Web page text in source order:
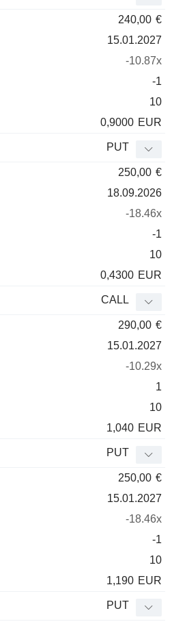
240,00 €
15.01.2027
-10.87x
-1
10
0,9000 EUR
PUT
250,00 €
18.09.2026
-18.46x
-1
10
0,4300 EUR
CALL
290,00 €
15.01.2027
-10.29x
1
10
1,040 EUR
PUT
250,00 €
15.01.2027
-18.46x
-1
10
1,190 EUR
PUT